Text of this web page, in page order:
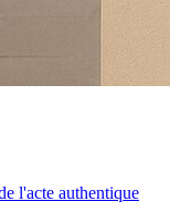
l'acte authentique